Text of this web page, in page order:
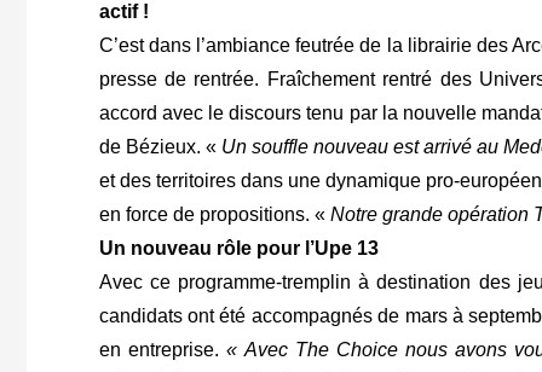
actif !
C’est dans l’ambiance feutrée de la librairie des
presse de rentrée. Fraîchement rentré des
accord avec le discours tenu par la nouvelle
de Bézieux. « Un souffle nouveau est arrivé au
et des territoires dans une dynamique pro-
en force de propositions. « Notre grande opération
Un nouveau rôle pour l’Upe 13
Avec ce programme-tremplin à destination des
candidats ont été accompagnés de mars à
en entreprise. « Avec The Choice nous avons